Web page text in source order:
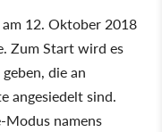
12. Oktober 2018
Zum Start wird es
die an
angesiedelt sind.
Modus namens